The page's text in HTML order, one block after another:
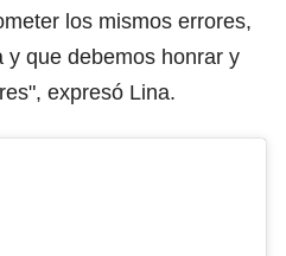
los mismos errores,
y que debemos honrar y
expresó Lina.